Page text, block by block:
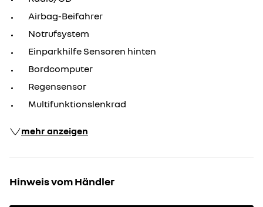
Airbag-Beifahrer
Notrufsystem
Einparkhilfe Sensoren hinten
Bordcomputer
Regensensor
Multifunktionslenkrad
mehr anzeigen
Hinweis vom Händler